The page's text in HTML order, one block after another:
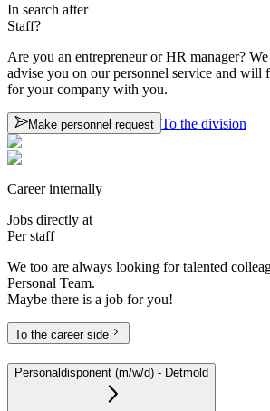
In search after
Staff?
Are you an entrepreneur or HR manager?
advise you on our personnel service and will
for your company with you.
Make personnel request To the division
Career internally
Jobs directly at
Per staff
We too are always looking for talented
Personal Team.
Maybe there is a job for you!
To the career side
Personaldisponent (m/w/d) - Detmold